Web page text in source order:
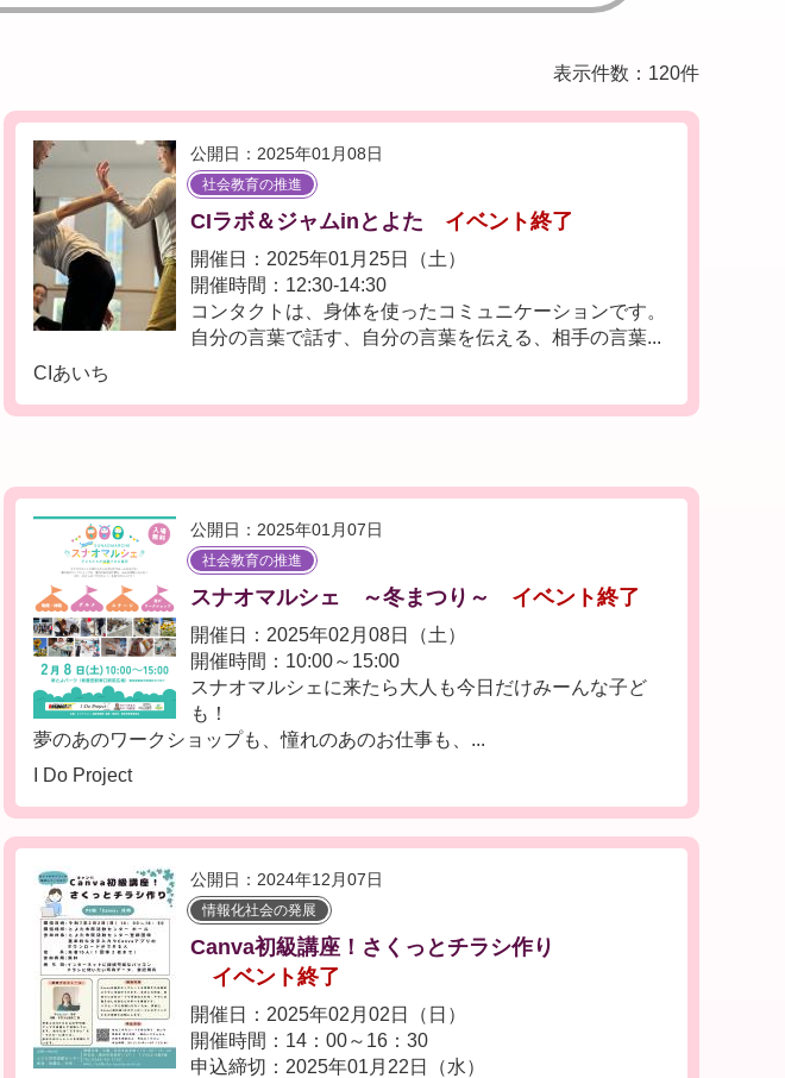
表示件数：120件
公開日：2025年01月08日
社会教育の推進
CIラボ＆ジャムinとよた イベント終了
開催日：2025年01月25日（土）
開催時間：12:30-14:30
コンタクトは、身体を使ったコミュニケーションです。
自分の言葉で話す、自分の言葉を伝える、相手の言葉...
CIあいち
公開日：2025年01月07日
社会教育の推進
スナオマルシェ ～冬まつり～ イベント終了
開催日：2025年02月08日（土）
開催時間：10:00～15:00
スナオマルシェに来たら大人も今日だけみーんな子ど
も！
夢のあのワークショップも、憧れのあのお仕事も、...
I Do Project
公開日：2024年12月07日
情報化社会の発展
Canva初級講座！さくっとチラシ作り
イベント終了
開催日：2025年02月02日（日）
開催時間：14：00～16：30
申込締切：2025年01月22日（水）